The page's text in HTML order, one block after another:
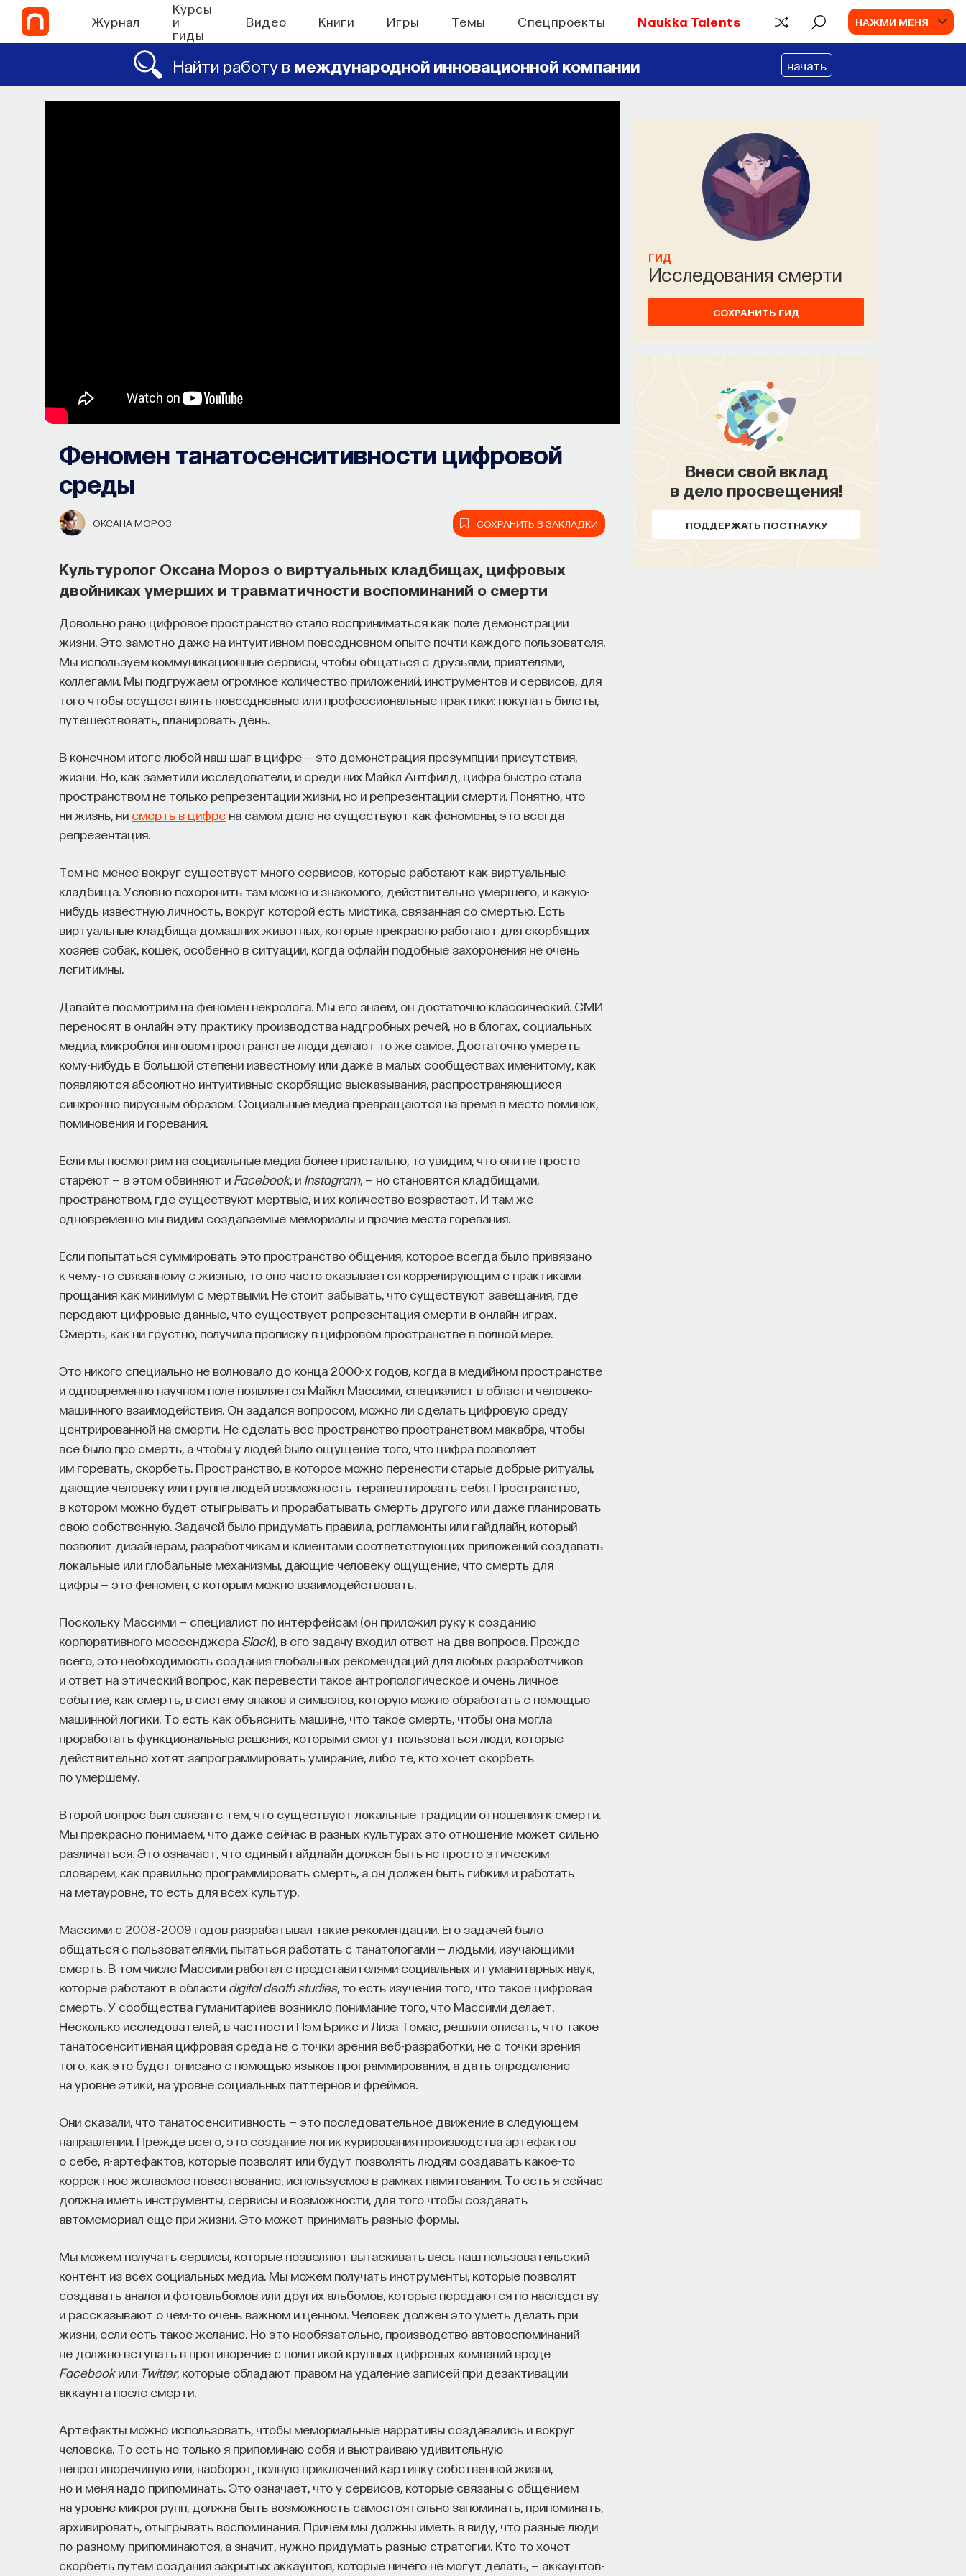
Журнал
Курсы
и
гиды
Видео Книги Игры Темы Спецпроекты Naukka Talents НАЖМИ МЕНЯ
Найти работу в международной инновационной компании начать
Феномен танатосенситивности цифровой
среды
ОКСАНА МОРОЗ СОХРАНИТЬ В ЗАКЛАДКИ
Культуролог Оксана Мороз о виртуальных кладбищах, цифровых
двойниках умерших и травматичности воспоминаний о смерти
Довольно рано цифровое пространство стало восприниматься как поле демонстрации
жизни. Это заметно даже на интуитивном повседневном опыте почти каждого пользователя.
Мы используем коммуникационные сервисы, чтобы общаться с друзьями, приятелями,
коллегами. Мы подгружаем огромное количество приложений, инструментов и сервисов, для
того чтобы осуществлять повседневные или профессиональные практики: покупать билеты,
путешествовать, планировать день.
В конечном итоге любой наш шаг в цифре — это демонстрация презумпции присутствия,
жизни. Но, как заметили исследователи, и среди них Майкл Антфилд, цифра быстро стала
пространством не только репрезентации жизни, но и репрезентации смерти. Понятно, что
ни жизнь, ни смерть в цифре на самом деле не существуют как феномены, это всегда
репрезентация.
Тем не менее вокруг существует много сервисов, которые работают как виртуальные
кладбища. Условно похоронить там можно и знакомого, действительно умершего, и какую-
нибудь известную личность, вокруг которой есть мистика, связанная со смертью. Есть
виртуальные кладбища домашних животных, которые прекрасно работают для скорбящих
хозяев собак, кошек, особенно в ситуации, когда офлайн подобные захоронения не очень
легитимны.
Давайте посмотрим на феномен некролога. Мы его знаем, он достаточно классический. СМИ
переносят в онлайн эту практику производства надгробных речей, но в блогах, социальных
медиа, микроблогинговом пространстве люди делают то же самое. Достаточно умереть
кому-нибудь в большой степени известному или даже в малых сообществах именитому, как
появляются абсолютно интуитивные скорбящие высказывания, распространяющиеся
синхронно вирусным образом. Социальные медиа превращаются на время в место поминок,
поминовения и горевания.
Если мы посмотрим на социальные медиа более пристально, то увидим, что они не просто
стареют — в этом обвиняют и Facebook, и Instagram, — но становятся кладбищами,
пространством, где существуют мертвые, и их количество возрастает. И там же
одновременно мы видим создаваемые мемориалы и прочие места горевания.
Если попытаться суммировать это пространство общения, которое всегда было привязано
к чему-то связанному с жизнью, то оно часто оказывается коррелирующим с практиками
прощания как минимум с мертвыми. Не стоит забывать, что существуют завещания, где
передают цифровые данные, что существует репрезентация смерти в онлайн-играх.
Смерть, как ни грустно, получила прописку в цифровом пространстве в полной мере.
Это никого специально не волновало до конца 2000-х годов, когда в медийном пространстве
и одновременно научном поле появляется Майкл Массими, специалист в области человеко-
машинного взаимодействия. Он задался вопросом, можно ли сделать цифровую среду
центрированной на смерти. Не сделать все пространство пространством макабра, чтобы
все было про смерть, а чтобы у людей было ощущение того, что цифра позволяет
им горевать, скорбеть. Пространство, в которое можно перенести старые добрые ритуалы,
дающие человеку или группе людей возможность терапевтировать себя. Пространство,
в котором можно будет отыгрывать и прорабатывать смерть другого или даже планировать
свою собственную. Задачей было придумать правила, регламенты или гайдлайн, который
позволит дизайнерам, разработчикам и клиентами соответствующих приложений создавать
локальные или глобальные механизмы, дающие человеку ощущение, что смерть для
цифры — это феномен, с которым можно взаимодействовать.
Поскольку Массими — специалист по интерфейсам (он приложил руку к созданию
корпоративного мессенджера Slack), в его задачу входил ответ на два вопроса. Прежде
всего, это необходимость создания глобальных рекомендаций для любых разработчиков
и ответ на этический вопрос, как перевести такое антропологическое и очень личное
событие, как смерть, в систему знаков и символов, которую можно обработать с помощью
машинной логики. То есть как объяснить машине, что такое смерть, чтобы она могла
проработать функциональные решения, которыми смогут пользоваться люди, которые
действительно хотят запрограммировать умирание, либо те, кто хочет скорбеть
по умершему.
Второй вопрос был связан с тем, что существуют локальные традиции отношения к смерти.
Мы прекрасно понимаем, что даже сейчас в разных культурах это отношение может сильно
различаться. Это означает, что единый гайдлайн должен быть не просто этическим
словарем, как правильно программировать смерть, а он должен быть гибким и работать
на метауровне, то есть для всех культур.
Массими с 2008–2009 годов разрабатывал такие рекомендации. Его задачей было
общаться с пользователями, пытаться работать с танатологами — людьми, изучающими
смерть. В том числе Массими работал с представителями социальных и гуманитарных наук,
которые работают в области digital death studies, то есть изучения того, что такое цифровая
смерть. У сообщества гуманитариев возникло понимание того, что Массими делает.
Несколько исследователей, в частности Пэм Брикс и Лиза Томас, решили описать, что такое
танатосенситивная цифровая среда не с точки зрения веб-разработки, не с точки зрения
того, как это будет описано с помощью языков программирования, а дать определение
на уровне этики, на уровне социальных паттернов и фреймов.
Они сказали, что танатосенситивность — это последовательное движение в следующем
направлении. Прежде всего, это создание логик курирования производства артефактов
о себе, я-артефактов, которые позволят или будут позволять людям создавать какое-то
корректное желаемое повествование, используемое в рамках памятования. То есть я сейчас
должна иметь инструменты, сервисы и возможности, для того чтобы создавать
автомемориал еще при жизни. Это может принимать разные формы.
Мы можем получать сервисы, которые позволяют вытаскивать весь наш пользовательский
контент из всех социальных медиа. Мы можем получать инструменты, которые позволят
создавать аналоги фотоальбомов или других альбомов, которые передаются по наследству
и рассказывают о чем-то очень важном и ценном. Человек должен это уметь делать при
жизни, если есть такое желание. Но это необязательно, производство автовоспоминаний
не должно вступать в противоречие с политикой крупных цифровых компаний вроде
Facebookили Twitter, которые обладают правом на удаление записей при дезактивации
аккаунта после смерти.
Артефакты можно использовать, чтобы мемориальные нарративы создавались и вокруг
человека. То есть не только я припоминаю себя и выстраиваю удивительную
непротиворечивую или, наоборот, полную приключений картинку собственной жизни,
но и меня надо припоминать. Это означает, что у сервисов, которые связаны с общением
на уровне микрогрупп, должна быть возможность самостоятельно запоминать, припоминать,
архивировать, отыгрывать воспоминания. Причем мы должны иметь в виду, что разные люди
по-разному припоминаются, а значит, нужно придумать разные стратегии. Кто-то хочет
скорбеть путем создания закрытых аккаунтов, которые ничего не могут делать, — аккаунтов-
ГИД
Исследования смерти
СОХРАНИТЬ ГИД
Внеси свой вклад
в дело просвещения!
ПОДДЕРЖАТЬ ПОСТНАУКУ